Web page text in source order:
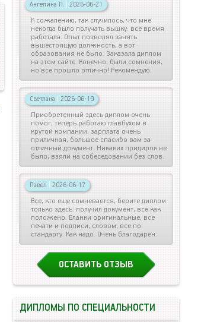
Ангелина П. | 2026-06-21
К сожалению, так случилось, что мне
некогда было получать вышку: все время
работала. Опыт позволял занять
вышестоящую должность, а вот
образования не было. Заказала диплом
на этом сайте. Конечно, были сомнения,
но все прошло отлично! Рекомендую.
Светлана | 2026-06-19
Приобретенный здесь диплом очень
помог, теперь работаю главбухом в
крутой компании, зарплата очень
приличная, большое спасибо вам за
отличный документ. Никаких придирок не
было, взяли на собеседовании без слов.
Павел | 2026-06-17
Все, кто еще сомневается, берите диплом
только здесь: получил документ, все как
положено. Бланки оригинальные, все
печати и подписи, словом, все по
стандарту. Как надо. Очень благодарен.
ОСТАВИТЬ ОТЗЫВ
ДИПЛОМЫ ПО СПЕЦИАЛЬНОСТИ